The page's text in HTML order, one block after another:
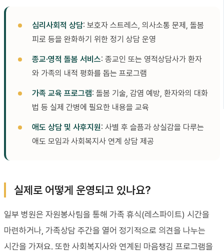
심리사회적 상담: 보호자 스트레스, 의사소통 문제, 돌봄
피로 등을 완화하기 위한 정기 상담 운영
종교·영적 돌봄 서비스: 종교인 또는 영적상담사가 환자
와 가족의 내적 평화를 돕는 프로그램
가족 교육 프로그램: 돌봄 기술, 감염 예방, 환자와의 대화
법 등 실제 간병에 필요한 내용을 교육
애도 상담 및 사후지원: 사별 후 슬픔과 상실감을 다루는
애도 모임과 사회복지사 연계 상담 제공
실제로 어떻게 운영되고 있나요?
일부 병원은 자원봉사팀을 통해 가족 휴식(레스파이트) 시간을
마련하거나, 가족상담 주간을 열어 정기적으로 의견을 나누는
시간을 가져요. 또한 사회복지사와 연계된 마음챙김 프로그램을